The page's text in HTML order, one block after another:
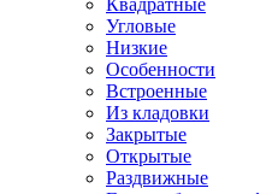
Квадратные
Угловые
Низкие
Особенности
Встроенные
Из кладовки
Закрытые
Открытые
Раздвижные